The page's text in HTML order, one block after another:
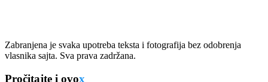
Zabranjena je svaka upotreba teksta i fotografija bez odobrenja
vlasnika sajta. Sva prava zadržana.
Pročitajte i ovox